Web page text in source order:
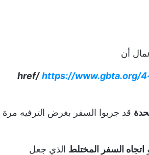
أن
https://www.gbta.org/
قد جربوا السفر بغرض الترفيه مرة
اتجاه السفر المختلط الذي جعل